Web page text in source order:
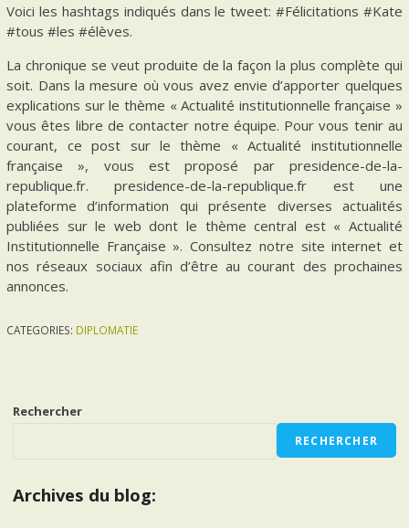
Voici les hashtags indiqués dans le tweet: #Félicitations #Kate
#tous #les #élèves.
La chronique se veut produite de la façon la plus complète qui
soit. Dans la mesure où vous avez envie d’apporter quelques
explications sur le thème « Actualité institutionnelle française »
vous êtes libre de contacter notre équipe. Pour vous tenir au
courant, ce post sur le thème « Actualité institutionnelle
française », vous est proposé par presidence-de-la-
republique.fr. presidence-de-la-republique.fr est une
plateforme d’information qui présente diverses actualités
publiées sur le web dont le thème central est « Actualité
Institutionnelle Française ». Consultez notre site internet et
nos réseaux sociaux afin d’être au courant des prochaines
annonces.
CATEGORIES: DIPLOMATIE
Rechercher
RECHERCHER
Archives du blog: